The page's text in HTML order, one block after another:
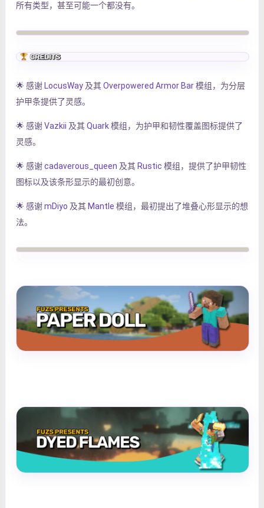
所有类型，甚至可能一个都没有。
🌟 感谢 LocusWay 及其Overpowered Armor Bar模组，为分层
护甲条提供了灵感。
🌟 感谢Vazkii 及其Quark模组，为护甲和韧性覆盖图标提供了
灵感。
🌟 感谢cadaverous_queen 及其 Rustic 模组，提供了护甲韧性
图标以及该条形显示的最初创意。
🌟 感谢mDiyo 及其 Mantle 模组，最初提出了堆叠心形显示的想
法。